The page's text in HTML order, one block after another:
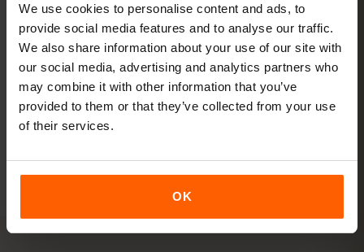
We use cookies to personalise content and ads, to
provide social media features and to analyse our traffic.
We also share information about your use of our site with
our social media, advertising and analytics partners who
may combine it with other information that you’ve
provided to them or that they’ve collected from your use
of their services.
OK
الجهاز اللوحي.
نُوصي بـ+20 GB أو غير محدود
عرض الباقات